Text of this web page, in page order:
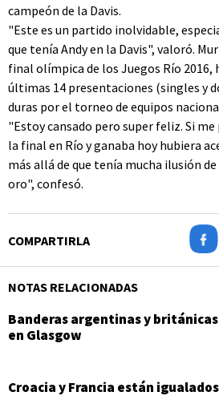
campeón de la Davis.
"Este es un partido inolvidable,
que tenía Andy en la Davis", valoró.
final olímpica de los Juegos Río 2016,
últimas 14 presentaciones (singles y
duras por el torneo de equipos
"Estoy cansado pero super feliz. Si
la final en Río y ganaba hoy hubiera
más allá de que tenía mucha ilusión
oro", confesó.
COMPARTIRLA
NOTAS RELACIONADAS
Banderas argentinas y
en Glasgow
Croacia y Francia están